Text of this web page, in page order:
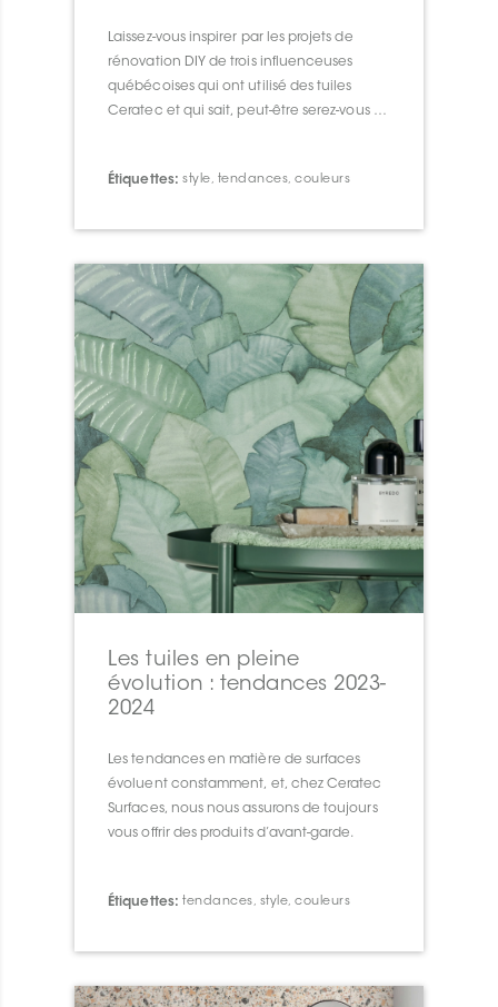
Laissez-vous inspirer par les projets de
rénovation DIY de trois influenceuses
québécoises qui ont utilisé des tuiles
Ceratec et qui sait, peut-être serez-vous le
Étiquettes: style, tendances,couleurs
Les tuiles en pleine
évolution : tendances 2023-
2024
Les tendances en matière de surfaces
évoluent constamment, et, chez Ceratec
Surfaces, nous nous assurons de toujours
vous offrir des produits d’avant-garde.
Étiquettes: tendances, style,couleurs